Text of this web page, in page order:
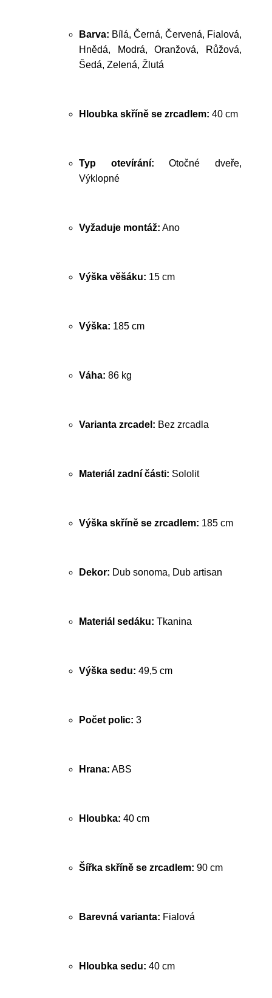
Barva: Bílá, Černá, Červená, Fialová,
Hnědá, Modrá, Oranžová, Růžová,
Šedá, Zelená, Žlutá
Hloubka skříně se zrcadlem: 40 cm
Typ otevírání: Otočné dveře,
Výklopné
Vyžaduje montáž: Ano
Výška věšáku: 15 cm
Výška: 185 cm
Váha: 86 kg
Varianta zrcadel: Bez zrcadla
Materiál zadní části: Sololit
Výška skříně se zrcadlem: 185 cm
Dekor: Dub sonoma, Dub artisan
Materiál sedáku: Tkanina
Výška sedu: 49,5 cm
Počet polic: 3
Hrana: ABS
Hloubka: 40 cm
Šířka skříně se zrcadlem: 90 cm
Barevná varianta: Fialová
Hloubka sedu: 40 cm